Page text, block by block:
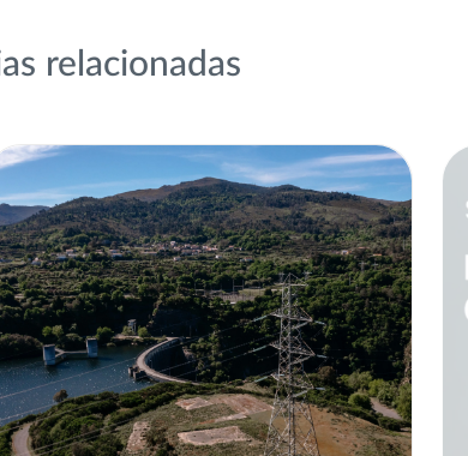
relacionadas